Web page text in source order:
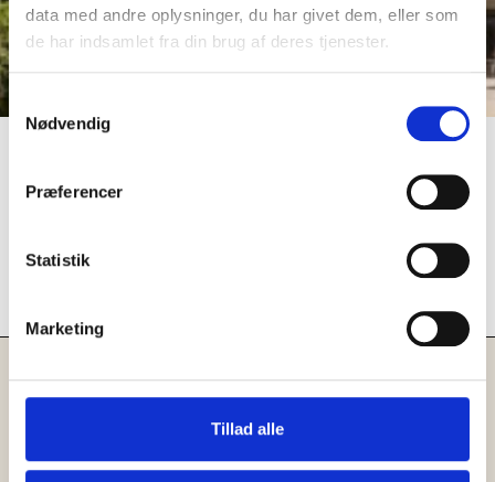
data med andre oplysninger, du har givet dem, eller som
de har indsamlet fra din brug af deres tjenester.
Nødvendig
Præferencer
Statistik
Marketing
Tillad alle
Eksamen
Her kan du se skolens
Vil du vide mere